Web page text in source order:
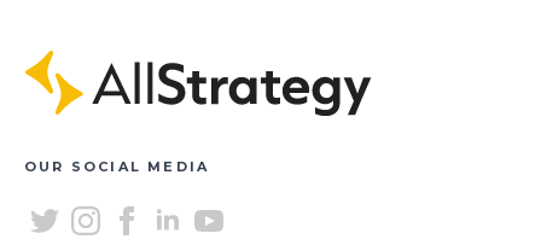
OUR SOCIAL MEDIA